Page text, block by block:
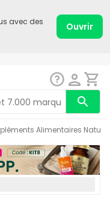
avec des
Ouvrir
Alimentaires